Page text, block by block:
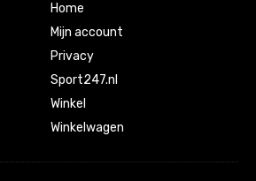
Home
Mijn account
Privacy
Sport247.nl
Winkel
Winkelwagen